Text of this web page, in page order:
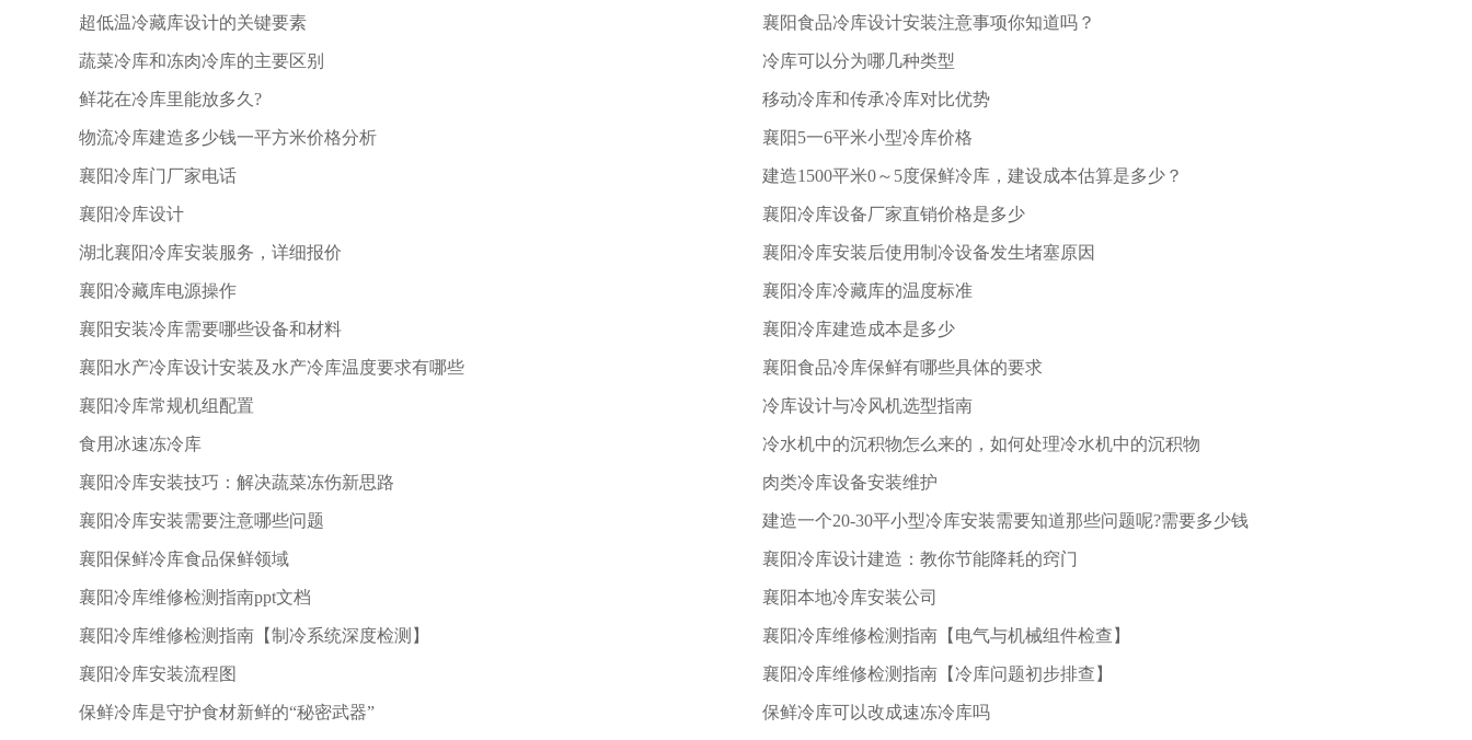
襄阳食品冷库设计安装注意事项你知道吗？
超低温冷藏库设计的关键要素
冷库可以分为哪几种类型
蔬菜冷库和冻肉冷库的主要区别
移动冷库和传承冷库对比优势
鲜花在冷库里能放多久?
襄阳5一6平米小型冷库价格
物流冷库建造多少钱一平方米价格分析
建造1500平米0～5度保鲜冷库，建设成本估算是多少？
襄阳冷库门厂家电话
襄阳冷库设备厂家直销价格是多少
襄阳冷库设计
襄阳冷库安装后使用制冷设备发生堵塞原因
湖北襄阳冷库安装服务，详细报价
襄阳冷库冷藏库的温度标准
襄阳冷藏库电源操作
襄阳冷库建造成本是多少
襄阳安装冷库需要哪些设备和材料
襄阳食品冷库保鲜有哪些具体的要求
襄阳水产冷库设计安装及水产冷库温度要求有哪些
冷库设计与冷风机选型指南
襄阳冷库常规机组配置
冷水机中的沉积物怎么来的，如何处理冷水机中的沉积物
食用冰速冻冷库
肉类冷库设备安装维护
襄阳冷库安装技巧：解决蔬菜冻伤新思路
建造一个20-30平小型冷库安装需要知道那些问题呢?需要多少钱
襄阳冷库安装需要注意哪些问题
襄阳冷库设计建造：教你节能降耗的窍门
襄阳保鲜冷库食品保鲜领域
襄阳本地冷库安装公司
襄阳冷库维修检测指南ppt文档
襄阳冷库维修检测指南【电气与机械组件检查】
襄阳冷库维修检测指南【制冷系统深度检测】
襄阳冷库维修检测指南【冷库问题初步排查】
襄阳冷库安装流程图
保鲜冷库可以改成速冻冷库吗
保鲜冷库是守护食材新鲜的“秘密武器”